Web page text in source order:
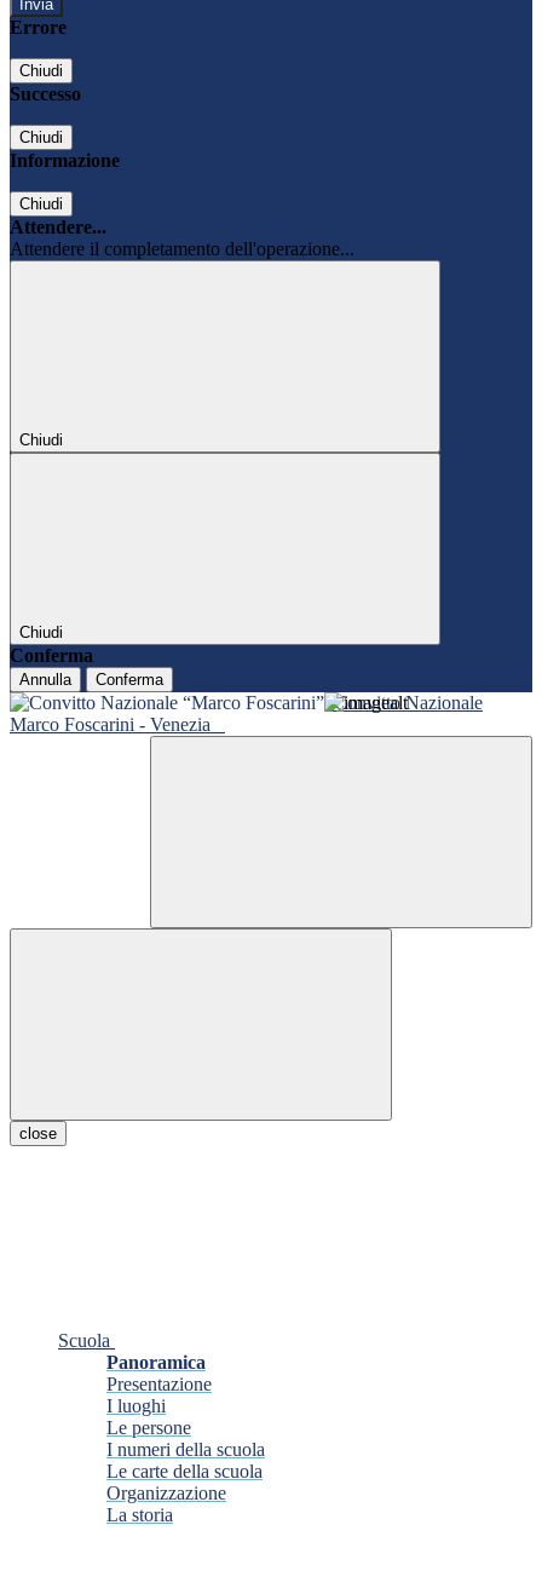
Errore
Chiudi
Successo
Chiudi
Informazione
Chiudi
Attendere...
Attendere il completamento dell'operazione...
Chiudi
Chiudi
Conferma
Annulla Conferma
Convitto Nazionale
Marco Foscarini - Venezia
close
Scuola
Panoramica
Presentazione
I luoghi
Le persone
I numeri della scuola
Le carte della scuola
Organizzazione
La storia